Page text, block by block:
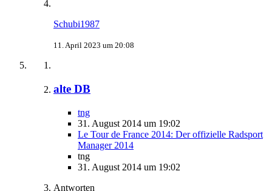
Schubi1987
11. April 2023 um 20:08
alte DB
tng
31. August 2014 um 19:02
Le Tour de France 2014: Der offizielle Radsport
Manager 2014
tng
31. August 2014 um 19:02
Antworten